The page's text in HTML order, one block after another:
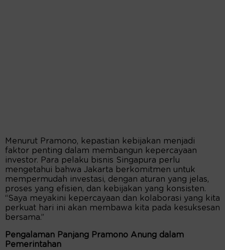
Menurut Pramono, kepastian kebijakan menjadi
faktor penting dalam membangun kepercayaan
investor. Para pelaku bisnis Singapura perlu
mengetahui bahwa Jakarta berkomitmen untuk
mempermudah investasi, dengan aturan yang jelas,
proses yang efisien, dan kebijakan yang konsisten.
“Saya meyakini kepercayaan dan kolaborasi yang kita
perkuat hari ini akan membawa kita pada kesuksesan
bersama.”
Pengalaman Panjang Pramono Anung dalam
Pemerintahan